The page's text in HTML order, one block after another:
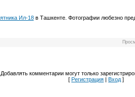
Ил-18в Ташкенте. Фотографии любезно
Добавлять комментарии могут только
[Регистрация |Вход ]